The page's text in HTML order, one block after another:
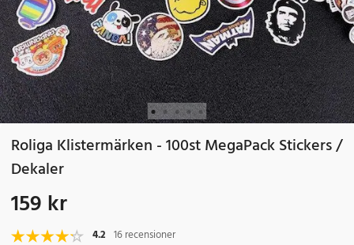
Roliga Klistermärken - 100st MegaPack Stickers /
Dekaler
Pris:159 kr
159 kr
4.2 16 recensioner